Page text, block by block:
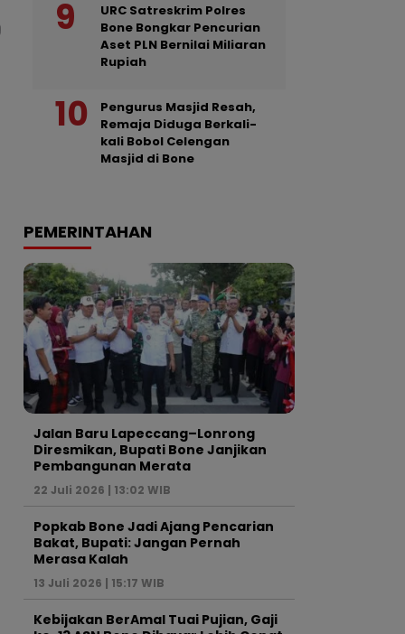
URC Satreskrim Polres
Bone Bongkar Pencurian
Aset PLN Bernilai Miliaran
Rupiah
Pengurus Masjid Resah,
Remaja Diduga Berkali-
kali Bobol Celengan
Masjid di Bone
PEMERINTAHAN
Jalan Baru Lapeccang–Lonrong
Diresmikan, Bupati Bone Janjikan
Pembangunan Merata
22 Juli 2026 | 13:02 WIB
Popkab Bone Jadi Ajang Pencarian
Bakat, Bupati: Jangan Pernah
Merasa Kalah
13 Juli 2026 | 15:17 WIB
Kebijakan BerAmal Tuai Pujian, Gaji